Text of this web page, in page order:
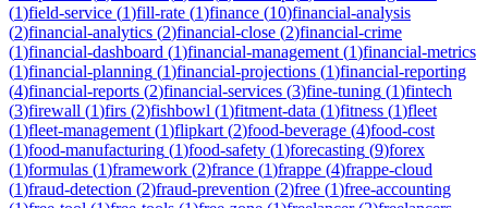
(1)field-service (1)fill-rate (1)finance (10)financial-analysis
(2)financial-analytics (2)financial-close (2)financial-crime
(1)financial-dashboard (1)financial-management (1)financial-metrics
(1)financial-planning (1)financial-projections (1)financial-reporting
(4)financial-reports (2)financial-services (3)fine-tuning (1)fintech
(3)firewall (1)firs (2)fishbowl (1)fitment-data (1)fitness (1)fleet
(1)fleet-management (1)flipkart (2)food-beverage (4)food-cost
(1)food-manufacturing (1)food-safety (1)forecasting (9)forex
(1)formulas (1)framework (2)france (1)frappe (4)frappe-cloud
(1)fraud-detection (2)fraud-prevention (2)free (1)free-accounting